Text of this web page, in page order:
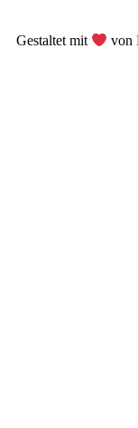
Gestaltet mit von